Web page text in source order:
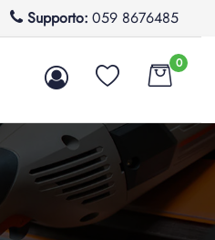
Supporto: 059 8676485
0